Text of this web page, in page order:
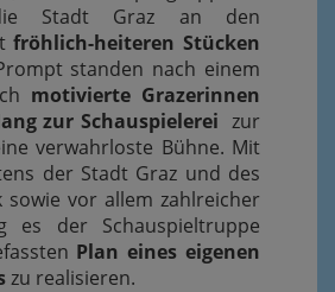
Stadt Graz an den
fröhlich-heiteren Stücken
standen nach einem
motivierte Grazerinnen
zur Schauspielerei zur
verwahrloste Bühne. Mit
der Stadt Graz und des
sowie vor allem zahlreicher
es der Schauspieltruppe
Plan eines eigenen
zu realisieren.